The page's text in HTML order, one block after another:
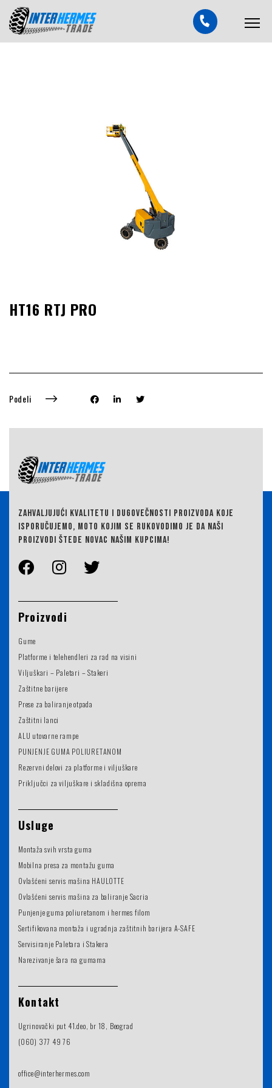
HT16 RTJ PRO
Podeli
ZAHVALJUJUĆI KVALITETU I DUGOVEČNOSTI PROIZVODA KOJE
ISPORUČUJEMO, MOTO KOJIM SE RUKOVODIMO JE DA NAŠI
PROIZVODI ŠTEDE NOVAC NAŠIM KUPCIMA!
Proizvodi
Gume
Platforme i telehendleri za rad na visini
Viljuškari – Paletari – Stakeri
Zaštitne barijere
Prese za baliranje otpada
Zaštitni lanci
ALU utovarne rampe
PUNJENJE GUMA POLIURETANOM
Rezervni delovi za platforme i viljuškare
Priključci za viljuškare i skladišna oprema
Usluge
Montaža svih vrsta guma
Mobilna presa za montažu guma
Ovlašćeni servis mašina HAULOTTE
Ovlašćeni servis mašina za baliranje Sacria
Punjenje guma poliuretanom i hermes filom
Sertifikovana montaža i ugradnja zaštitnih barijera A-SAFE
Servisiranje Paletara i Stakera
Narezivanje šara na gumama
Kontakt
Ugrinovački put 41.deo, br 18, Beograd
(060) 377 49 76
office@interhermes.com